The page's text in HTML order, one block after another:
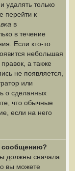
удалять только
перейти к
в
в течение
Если кто-то
небольшая
а также
не появляется,
или
о сделанных
что обычные
если на него
сообщению?
должны сначала
вы можете